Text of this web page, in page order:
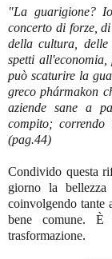
"La guarigione?
concerto di forze,
della cultura,
spetti
può scaturire la
greco phármakon
aziende sane a
compito;
(pag.44)
Condivido questa
giorno la
coinvolgendo tante
bene comune. È
trasformazione.